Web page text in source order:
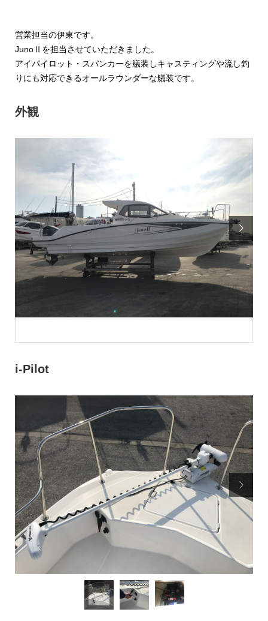
営業担当の伊東です。
JunoⅡを担当させていただきました。
アイパイロット・スパンカーを艤装しキャスティングや流し釣
りにも対応できるオールラウンダーな艤装です。
外観

i-Pilot
